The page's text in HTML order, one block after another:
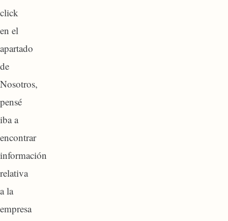
click
en el
apartado
de
Nosotros,
pensé
iba a
encontrar
información
relativa
a la
empresa